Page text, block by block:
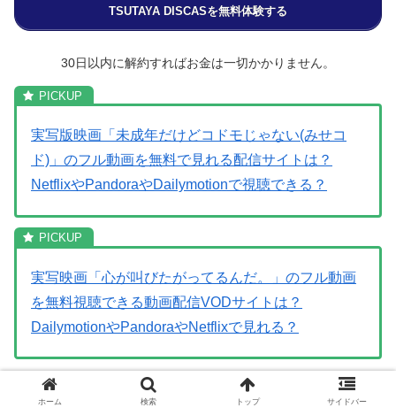
TSUTAYA DISCASを無料体験する
30日以内に解約すればお金は一切かかりません。
実写版映画「未成年だけどコドモじゃない(みせコ
ド)」のフル動画を無料で見れる配信サイトは？
NetflixやPandoraやDailymotionで視聴できる？
実写映画「心が叫びたがってるんだ。」のフル動画
を無料視聴できる動画配信VODサイトは？
DailymotionやPandoraやNetflixで見れる？
黒崎くんの言いなりになんて
ホーム 検索 トップ サイドバー